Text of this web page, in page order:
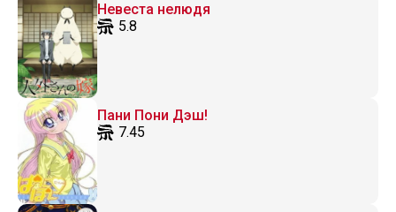
Невеста нелюдя
5.8
Пани Пони Дэш!
7.45